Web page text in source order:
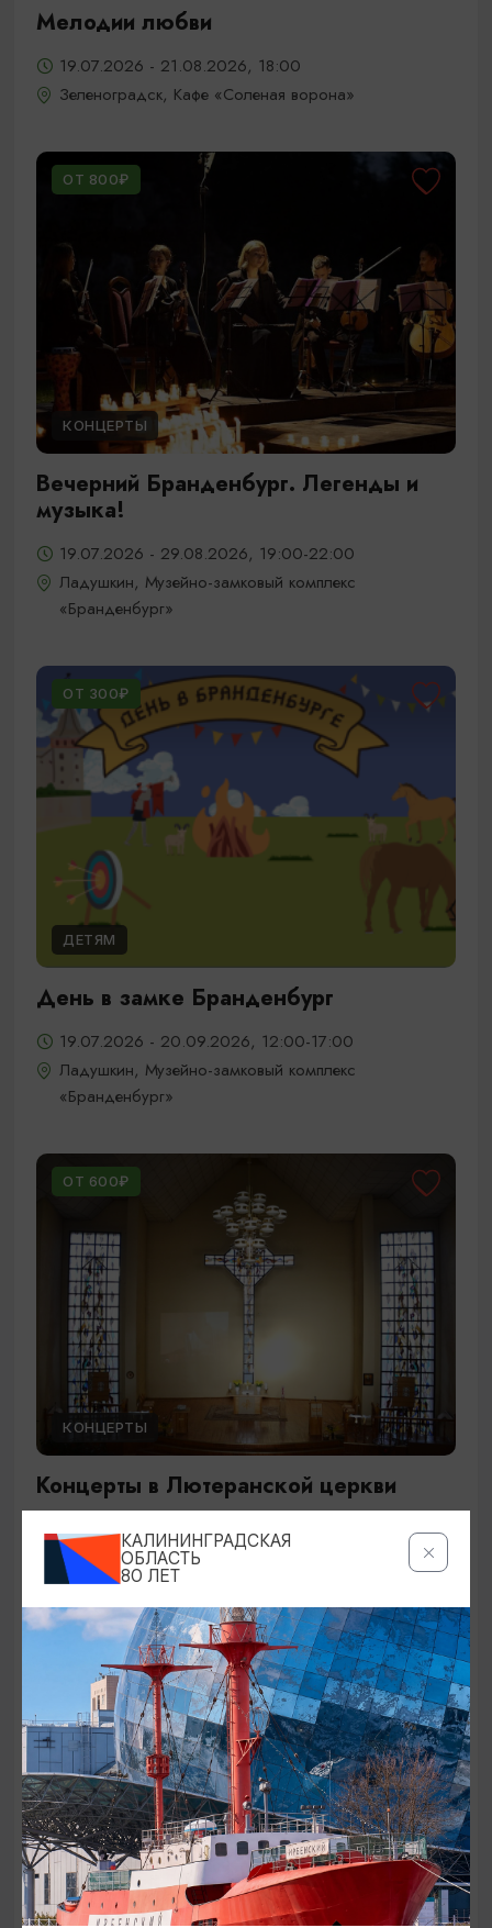
Мелодии любви
19.07.2026 - 21.08.2026, 18:00
Зеленоградск, Кафе «Соленая ворона»
ОТ 800₽
КОНЦЕРТЫ
Вечерний Бранденбург. Легенды и
музыка!
19.07.2026 - 29.08.2026, 19:00-22:00
Ладушкин, Музейно-замковый комплекс
«Бранденбург»
ОТ 300₽
ДЕТЯМ
День в замке Бранденбург
19.07.2026 - 20.09.2026, 12:00-17:00
Ладушкин, Музейно-замковый комплекс
«Бранденбург»
ОТ 600₽
КОНЦЕРТЫ
Концерты в Лютеранской церкви
19.07.2026 - 19.08.2026, 19:00
Калининград, Евангелическо-лютеранская церковь
«Воскресения»
ОТ 250₽
ДЕТЯМ
КАЛИНИНГРАДСКАЯ
ОБЛАСТЬ
80 ЛЕТ